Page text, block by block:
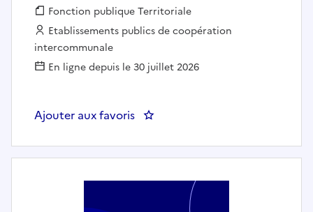
Fonction publique :
Fonction publique Territoriale
Employeur :
Etablissements publics de coopération
intercommunale
En ligne depuis le 30 juillet 2026
Ajouter aux favoris : Animateur Petite Enfance (h/f)